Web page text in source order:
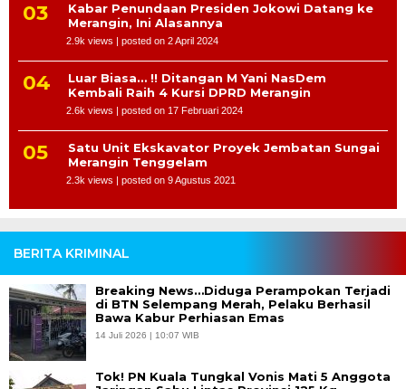
Kabar Penundaan Presiden Jokowi Datang ke
Merangin, Ini Alasannya
2.9k views | posted on 2 April 2024
Luar Biasa… !! Ditangan M Yani NasDem
Kembali Raih 4 Kursi DPRD Merangin
2.6k views | posted on 17 Februari 2024
Satu Unit Ekskavator Proyek Jembatan Sungai
Merangin Tenggelam
2.3k views | posted on 9 Agustus 2021
BERITA KRIMINAL
Breaking News…Diduga Perampokan Terjadi
di BTN Selempang Merah, Pelaku Berhasil
Bawa Kabur Perhiasan Emas
14 Juli 2026 | 10:07 WIB
Tok! PN Kuala Tungkal Vonis Mati 5 Anggota